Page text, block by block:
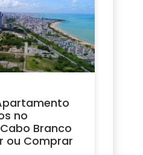
no
Branco
ou Comprar